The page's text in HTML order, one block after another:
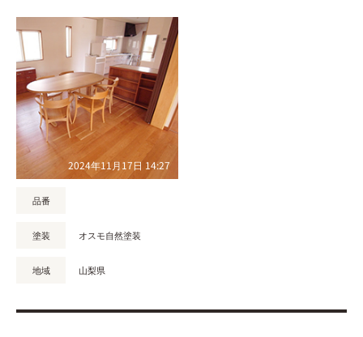
2024年11月17日 14:27
品番
塗装 オスモ自然塗装
地域 山梨県